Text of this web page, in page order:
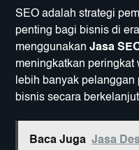
SEO adalah strategi
penting bagi bisnis di
menggunakanJasa
meningkatkan peringkat
lebih banyak
bisnis secara
Baca Juga Jasa